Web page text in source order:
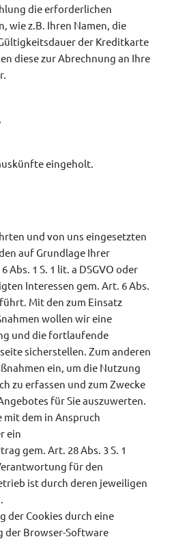
die erforderlichen
wie z.B. Ihren Namen, die
der Kreditkarte
diese zur Abrechnung an Ihre
eingeholt.
und von uns eingesetzten
auf Grundlage Ihrer
Abs. 1 S. 1 lit. a DSGVO oder
Interessen gem. Art. 6 Abs.
Mit den zum Einsatz
wollen wir eine
und die fortlaufende
sicherstellen. Zum anderen
ein, um die Nutzung
zu erfassen und zum Zwecke
für Sie auszuwerten.
dem in Anspruch
ein
gem. Art. 28 Abs. 3 S. 1
für den
ist durch deren jeweiligen
der Cookies durch eine
der Browser-Software